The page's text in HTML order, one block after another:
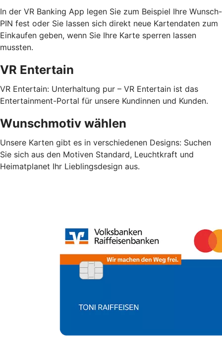
In der VR Banking App legen Sie zum Beispiel Ihre Wunsch-
PIN fest oder Sie lassen sich direkt neue Kartendaten zum
Einkaufen geben, wenn Sie Ihre Karte sperren lassen
mussten.
VR Entertain
VR Entertain: Unterhaltung pur – VR Entertain ist das
Entertainment-Portal für unsere Kundinnen und Kunden.
Wunschmotiv wählen
Unsere Karten gibt es in verschiedenen Designs: Suchen
Sie sich aus den Motiven Standard, Leuchtkraft und
Heimatplanet Ihr Lieblingsdesign aus.